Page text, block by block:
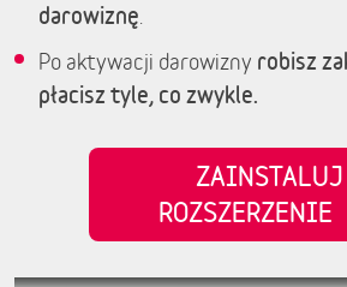
darowiznę
Po aktywacji darowizny robisz
płacisz tyle, co zwykle.
ZAINSTALUJ
ROZSZERZENIE